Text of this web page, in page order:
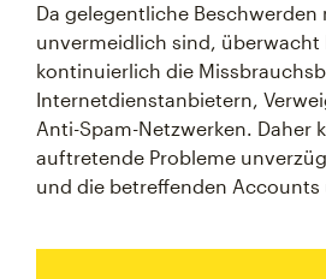
Da gelegentliche Beschwerden
unvermeidlich sind, überwacht
kontinuierlich die
Internetdienstanbietern,
Anti-Spam-Netzwerken. Daher
auftretende Probleme
und die betreffenden